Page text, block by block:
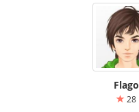
Flago
28